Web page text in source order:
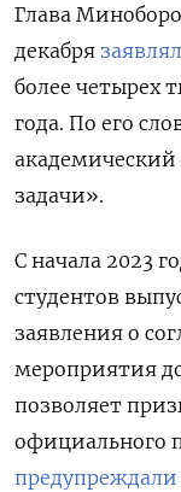
Глава
декабря заявлял
более четырех
года. По его
задачи».
С начала 2023
студентов
заявления о
мероприятия
позволяет
официального
предупреждали